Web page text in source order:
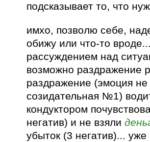
подсказывает то, что
имхо, позволю себе,
обижу или что-то
рассуждением над
возможно раздражение
раздражение (эмоция не
созидательная №1)
кондуктором
негатив) и не взяли
убыток (3 негатив)... уже